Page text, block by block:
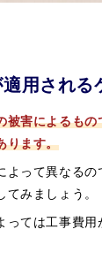
用される
被害によるも
ります。
よって異なるの
みましょう。
っては工事費用